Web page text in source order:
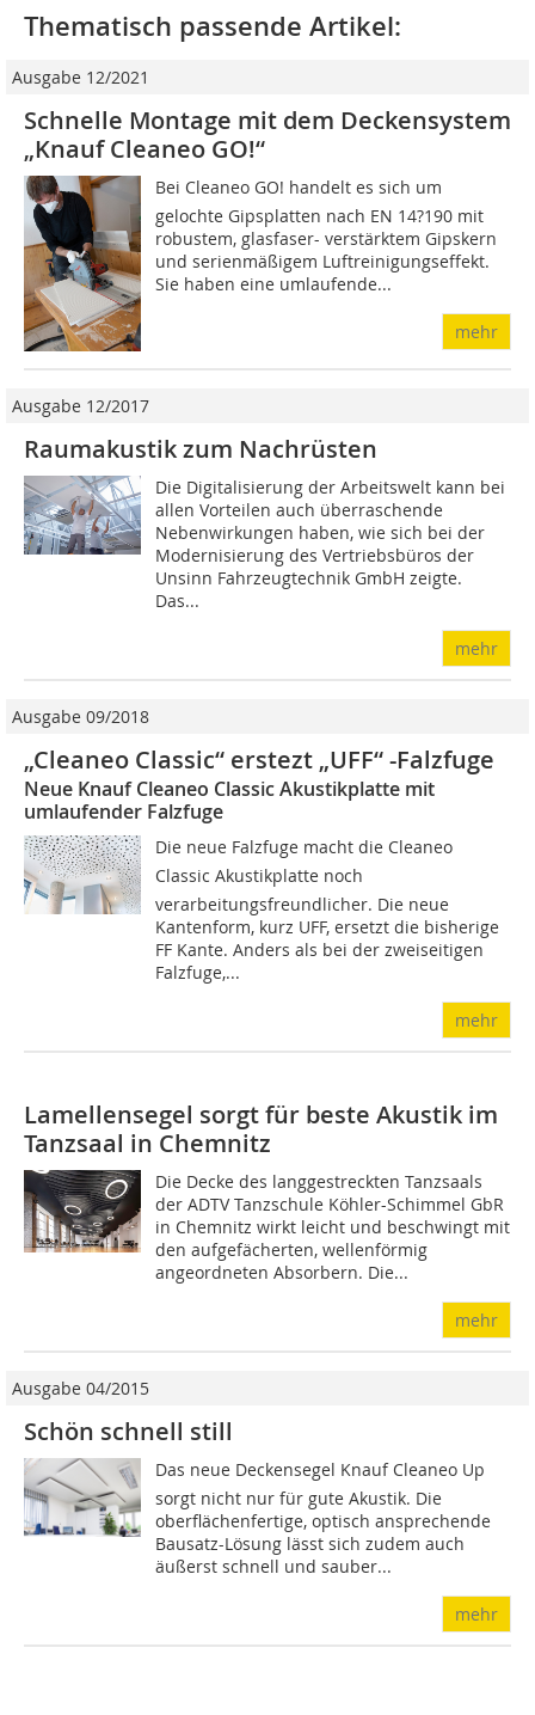
Thematisch passende Artikel:
Ausgabe 12/2021
Schnelle Montage mit dem Deckensystem
„Knauf Cleaneo GO!“
Bei Cleaneo GO! handelt es sich um
gelochte Gipsplatten nach EN 14?190 mit
robustem, glasfaser- verstärktem Gipskern
und serienmäßigem Luftreinigungseffekt.
Sie haben eine umlaufende...
mehr
Ausgabe 12/2017
Raumakustik zum Nachrüsten
Die Digitalisierung der Arbeitswelt kann bei
allen Vorteilen auch überraschende
Nebenwirkungen haben, wie sich bei der
Modernisierung des Vertriebs­büros der
Unsinn Fahrzeugtechnik GmbH zeigte.
Das...
mehr
Ausgabe 09/2018
„Cleaneo Classic“ erstezt „UFF“ -Falzfuge
Neue Knauf Cleaneo Classic Akustikplatte mit
umlaufender Falzfuge
Die neue Falzfuge macht die Cleaneo
Classic Akustikplatte noch
verarbeitungsfreundlicher. Die neue
Kantenform, kurz UFF, ersetzt die bisherige
FF Kante. Anders als bei der zweiseitigen
Falzfuge,...
mehr
Lamellensegel sorgt für beste Akustik im
Tanzsaal in Chemnitz
Die Decke des langgestreckten Tanzsaals
der ADTV Tanzschule Köhler-Schimmel GbR
in Chemnitz wirkt leicht und beschwingt mit
den aufgefächerten, wellenförmig
angeordneten Absorbern. Die...
mehr
Ausgabe 04/2015
Schön schnell still
Das neue Deckensegel Knauf Cleaneo Up
sorgt nicht nur für gute Akustik. Die
oberflächenfertige, optisch ansprechende
Bausatz-Lösung lässt sich zudem auch
äußerst schnell und sauber...
mehr